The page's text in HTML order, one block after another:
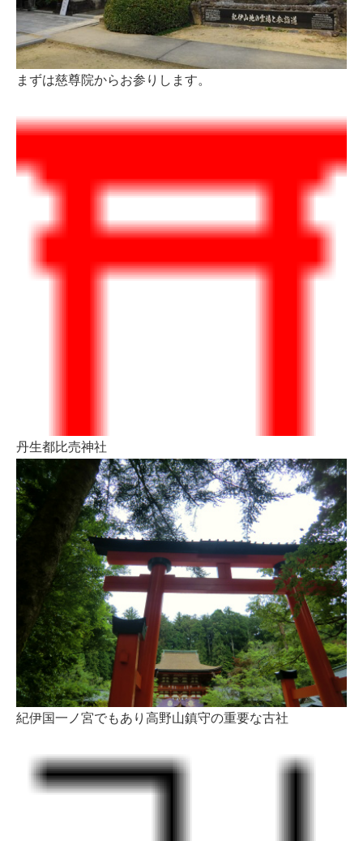
まずは慈尊院からお参りします。
丹生都比売神社
紀伊国一ノ宮でもあり高野山鎮守の重要な古社